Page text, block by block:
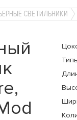
СВЕТИЛЬНИКИ